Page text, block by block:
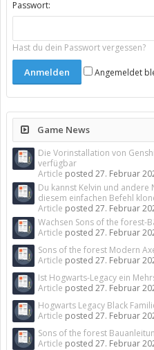
Passwort:
Hast du dein Passwort vergessen?
Angemeldet
Game News
Die Vorinstallation von
verfügbar
Article posted 27. Februar
Du kannst Kelvin und andere
diesem einfachen Befehl
Article posted 27. Februar
Wachsen Sons of the forest-
Article posted 27. Februar
Sons of the forest Modern
Article posted 27. Februar
Ist Hogwarts-Legacy ein
Article posted 27. Februar
Hogwarts Legacy Black
Article posted 27. Februar
Sons of the forest
Article posted 27. Februar